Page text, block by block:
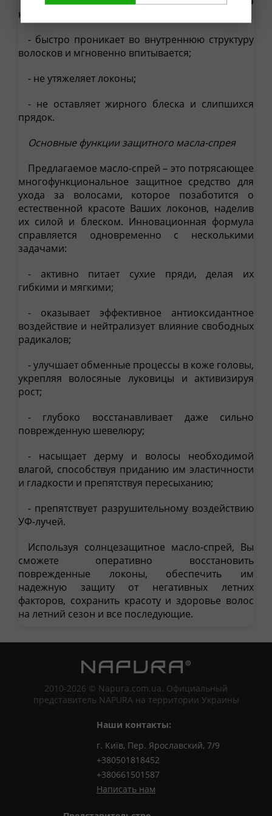
на целый день достаточно одного нанесения;
- быстро проникает во внутреннюю структуру
волосков и мгновенно впитывается;
- не утяжеляет локоны;
- не оставляет жирного блеска и слипшихся
прядок.
Основные функции защитного масла-спрея
Предлагаемое масло-спрей – это потрясающее
многофункциональное защитное средство для
ухода за волосами, которое позаботится о
естественной красоте Ваших локонов, наделив
их силой и блеском. Инновационная формула
справляется одновременно с несколькими
задачами:
- активно питает сухие пряди, делая их
гибкими и мягкими;
- оказывает эффективное антиоксидантное
воздействие и нейтрализует влияние свободных
радикалов;
- улучшает обменные процессы в коже головы,
укрепляя волосяные луковицы и активизируя
рост;
- глубоко восстанавливает даже сильно
поврежденную шевелюру;
- насыщает дерму и волосы необходимой
влагой, способствуя приданию им эластичности
и гладкости и препятствуя пересыханию;
- препятствует разрушительному воздействию
УФ-лучей.
Используя солнцезащитное масло-спрей, Вы
сможете оперативно восстановить
поврежденные локоны, обеспечить им
надежную защиту от негативных летних
факторов, сохранить красоту и здоровье волос
на летний сезон и все последующие.
2010-2026 © Napura.com.ua. Официальный
представитель NAPURA на территории Украины
Наши контакты:
г. Київ, Пер. Ярославский, 7/9
+380501818452
+380661501587
Написать нам